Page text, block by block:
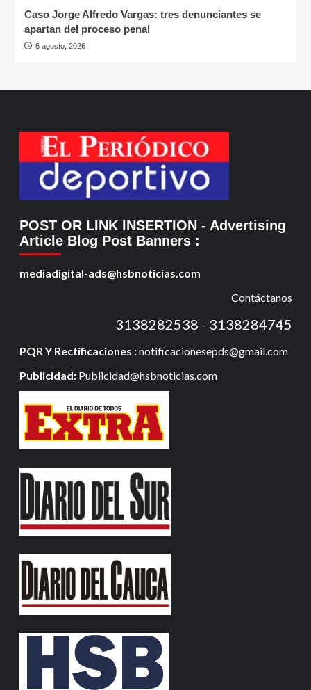
Caso Jorge Alfredo Vargas: tres denunciantes se
apartan del proceso penal
6 agosto, 2026
POST OR LINK INSERTION - Advertising
Article Blog Post Banners :
mediadigital-ads@hsbnoticias.com
Contáctanos
3138282538 - 3138284745
PQR Y Rectificaciones :notificacionesepds@gmail.com
Publicidad: Publicidad@hsbnoticias.com